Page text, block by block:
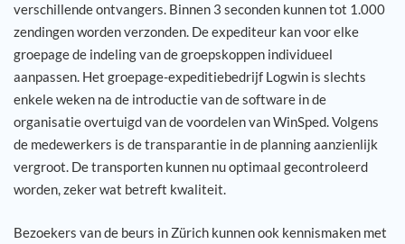
verschillende ontvangers. Binnen 3 seconden kunnen tot 1.000
zendingen worden verzonden. De expediteur kan voor elke
groepage de indeling van de groepskoppen individueel
aanpassen. Het groepage-expeditiebedrijf Logwin is slechts
enkele weken na de introductie van de software in de
organisatie overtuigd van de voordelen van WinSped. Volgens
de medewerkers is de transparantie in de planning aanzienlijk
vergroot. De transporten kunnen nu optimaal gecontroleerd
worden, zeker wat betreft kwaliteit.
Bezoekers van de beurs in Zürich kunnen ook kennismaken met